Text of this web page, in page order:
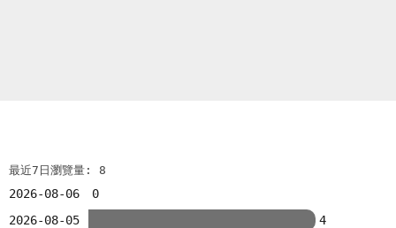
最近7日瀏覽量: 8
2026-08-06
0
2026-08-05
4